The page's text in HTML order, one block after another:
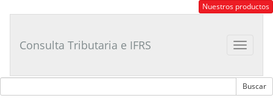
Tributario
Nuestros productos
Toggle
Consulta Tributaria e IFRS